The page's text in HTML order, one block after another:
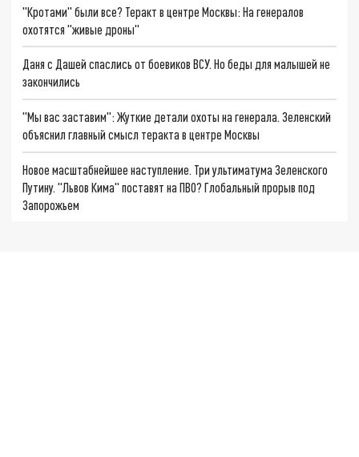
"Кротами" были все? Теракт в центре Москвы: На генералов
охотятся "живые дроны"
Даня с Дашей спаслись от боевиков ВСУ. Но беды для малышей не
закончились
"Мы вас заставим": Жуткие детали охоты на генерала. Зеленский
объяснил главный смысл теракта в центре Москвы
Новое масштабнейшее наступление. Три ультиматума Зеленского
Путину. "Львов Кима" поставят на ПВО? Глобальный прорыв под
Запорожьем